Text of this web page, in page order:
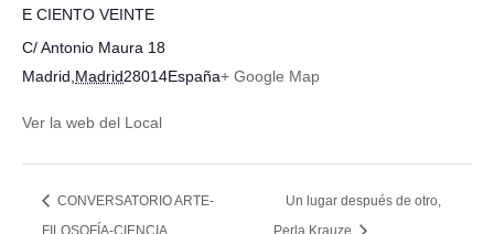
E CIENTO VEINTE
C/ Antonio Maura 18
Madrid Madrid28014España+ Google Map
Ver la web del Local
CONVERSATORIO ARTE-
Un lugar después de otro,